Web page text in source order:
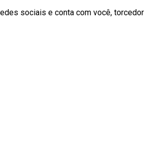
sociais e conta com você,